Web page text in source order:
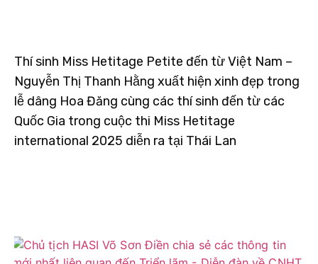
Thí sinh Miss Hetitage Petite đến từ Việt Nam –
Nguyễn Thị Thanh Hằng xuất hiện xinh đẹp trong
lễ dâng Hoa Đăng cùng các thí sinh đến từ các
Quốc Gia trong cuộc thi Miss Hetitage
international 2025 diễn ra tại Thái Lan